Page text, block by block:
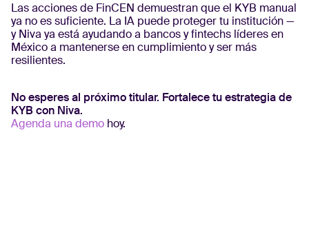
Las acciones de FinCEN demuestran que el KYB manual
ya no es suficiente. La IA puede proteger tu institución —
y Niva ya está ayudando a bancos y fintechs líderes en
México a mantenerse en cumplimiento y ser más
resilientes.
No esperes al próximo titular. Fortalece tu estrategia de
KYB con Niva.
Agenda una demo hoy.